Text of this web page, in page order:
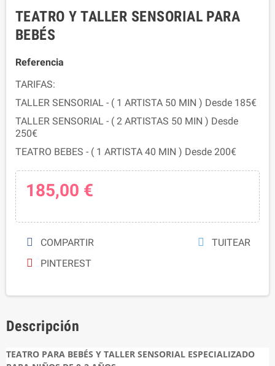
TEATRO Y TALLER SENSORIAL PARA
BEBÉS
Referencia
TARIFAS:
TALLER SENSORIAL - ( 1 ARTISTA 50 MIN ) Desde 185€
TALLER SENSORIAL - ( 2 ARTISTAS 50 MIN ) Desde
250€
TEATRO BEBES - ( 1 ARTISTA 40 MIN ) Desde 200€
185,00 €
COMPARTIR
TUITEAR
PINTEREST
Descripción
TEATRO PARA BEBÉS Y TALLER SENSORIAL ESPECIALIZADO